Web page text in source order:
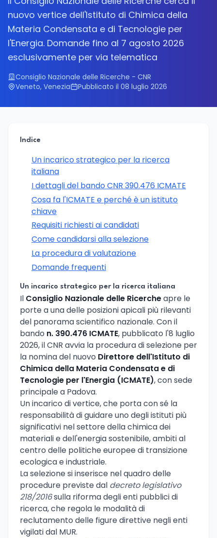
nuovo vertice dell'Istituto di Chimica della
Materia Condensata e di Tecnologie per
l'Energia. Domande fino al 7 agosto 2026
esclusivamente per via telematica
Consiglio Nazionale delle Ricerche - CNR
Veneto, Venezia
Pubblicato il 08 luglio 2026
Indice
Un incarico strategico per la ricerca
italiana
I dettagli del bando CNR 390.476 ICMATE
Cosa fa l'ICMATE e perché è un istituto
chiave
Requisiti richiesti ai candidati
Come candidarsi alla selezione
La procedura di valutazione
Domande frequenti
Un incarico strategico per la ricerca italiana
Il Consiglio Nazionale delle Ricercheapre le
porte a una delle posizioni apicali più rilevanti
del panorama scientifico nazionale. Con il
bando n. 390.476 ICMATE, pubblicato l'8 luglio
2026, il CNR avvia la procedura di selezione per
la nomina del nuovo Direttore dell'Istituto di
Chimica della Materia Condensata e di
Tecnologie per l'Energia (ICMATE), con sede
principale a Padova.
Un incarico di vertice, che porta con sé la
responsabilità di guidare uno degli istituti più
significativi nel settore della chimica dei
materiali e dell'energia sostenibile, ambiti al
centro delle politiche europee di transizione
ecologica e industriale.
La selezione si inserisce nel quadro delle
procedure previste dal decreto legislativo
218/2016sulla riforma degli enti pubblici di
ricerca, che regola le modalità di
reclutamento delle figure direttive negli enti
vigilati dal MUR.